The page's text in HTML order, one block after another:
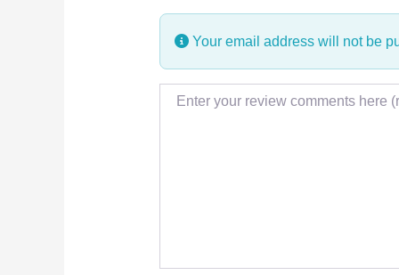
Your email address will not be
Review text